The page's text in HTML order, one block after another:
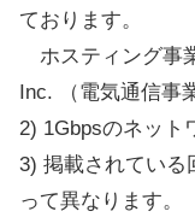
ております。
ホスティング事
Inc. （電気通信事
2) 1Gbpsのネット
3) 掲載されている
って異なります。